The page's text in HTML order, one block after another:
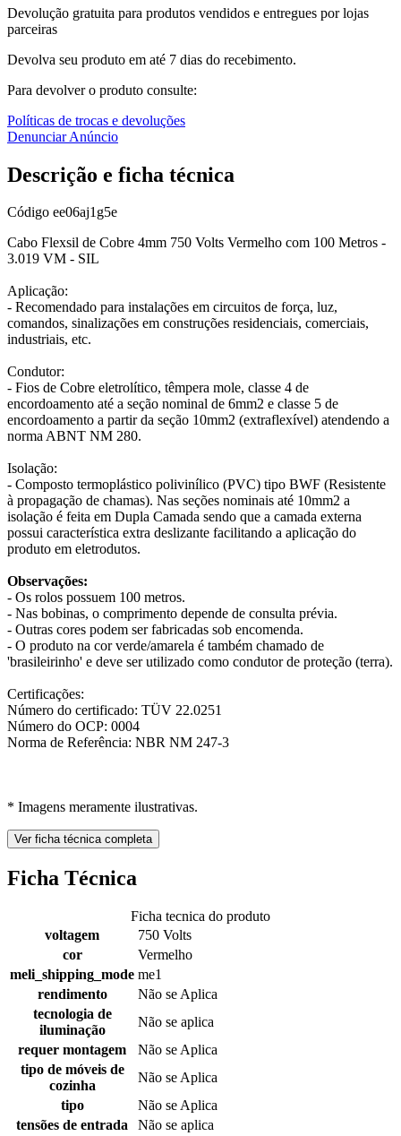
Devolução gratuita para produtos vendidos e entregues por lojas
parceiras
Devolva seu produto em até 7 dias do recebimento.
Para devolver o produto consulte:
Políticas de trocas e devoluções
Denunciar Anúncio
Descrição e ficha técnica
Código ee06aj1g5e
Cabo Flexsil de Cobre 4mm 750 Volts Vermelho com 100 Metros -
3.019 VM - SIL
Aplicação:
- Recomendado para instalações em circuitos de força, luz,
comandos, sinalizações em construções residenciais, comerciais,
industriais, etc.
Condutor:
- Fios de Cobre eletrolítico, têmpera mole, classe 4 de
encordoamento até a seção nominal de 6mm2 e classe 5 de
encordoamento a partir da seção 10mm2 (extraflexível) atendendo a
norma ABNT NM 280.
Isolação:
- Composto termoplástico polivinílico (PVC) tipo BWF (Resistente
à propagação de chamas). Nas seções nominais até 10mm2 a
isolação é feita em Dupla Camada sendo que a camada externa
possui característica extra deslizante facilitando a aplicação do
produto em eletrodutos.
Observações:
- Os rolos possuem 100 metros.
- Nas bobinas, o comprimento depende de consulta prévia.
- Outras cores podem ser fabricadas sob encomenda.
- O produto na cor verde/amarela é também chamado de
'brasileirinho' e deve ser utilizado como condutor de proteção (terra).
Certificações:
Número do certificado: TÜV 22.0251
Número do OCP: 0004
Norma de Referência: NBR NM 247-3
* Imagens meramente ilustrativas.
Ver ficha técnica completa
Ficha Técnica
Ficha tecnica do produto
voltagem
750 Volts
cor
Vermelho
meli_shipping_mode me1
rendimento
Não se Aplica
tecnologia de
iluminação
Não se aplica
requer montagem
Não se Aplica
tipo de móveis de
cozinha
Não se Aplica
tipo
Não se Aplica
tensões de entrada
Não se aplica